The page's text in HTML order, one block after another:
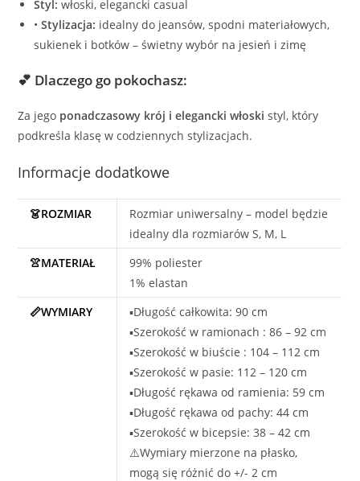
Styl: włoski, elegancki casual
•Stylizacja: idealny do jeansów, spodni materiałowych,
sukienek i botków – świetny wybór na jesień i zimę
💕 Dlaczego go pokochasz:
Za jego ponadczasowy krój i elegancki włoski styl, który
podkreśla klasę w codziennych stylizacjach.
Informacje dodatkowe
👗ROZMIAR
Rozmiar uniwersalny – model będzie
idealny dla rozmiarów S, M, L
👚MATERIAŁ
99% poliester
1% elastan
📏WYMIARY
▪️Długość całkowita: 90 cm
▪️Szerokość w ramionach : 86 – 92 cm
▪️Szerokość w biuście : 104 – 112 cm
▪️Szerokość w pasie: 112 – 120 cm
▪️Długość rękawa od ramienia: 59 cm
▪️Długość rękawa od pachy: 44 cm
▪️Szerokość w bicepsie: 38 – 42 cm
⚠️Wymiary mierzone na płasko,
mogą się różnić do +/- 2 cm